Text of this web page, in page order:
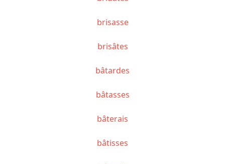
brisasse
brisâtes
bâtardes
bâtasses
bâterais
bâtisses